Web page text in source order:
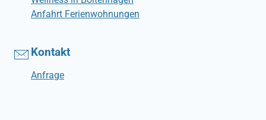
Anfahrt Ferienwohnungen
Kontakt
Anfrage